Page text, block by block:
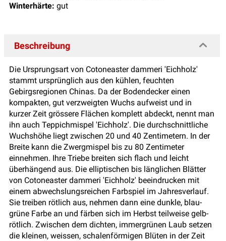
Winterhärte: gut
Beschreibung
Die Ursprungsart von Cotoneaster dammeri 'Eichholz'
stammt ursprünglich aus den kühlen, feuchten
Gebirgsregionen Chinas. Da der Bodendecker einen
kompakten, gut verzweigten Wuchs aufweist und in
kurzer Zeit grössere Flächen komplett abdeckt, nennt man
ihn auch Teppichmispel 'Eichholz'. Die durchschnittliche
Wuchshöhe liegt zwischen 20 und 40 Zentimetern. In der
Breite kann die Zwergmispel bis zu 80 Zentimeter
einnehmen. Ihre Triebe breiten sich flach und leicht
überhängend aus. Die elliptischen bis länglichen Blätter
von Cotoneaster dammeri 'Eichholz' beeindrucken mit
einem abwechslungsreichen Farbspiel im Jahresverlauf.
Sie treiben rötlich aus, nehmen dann eine dunkle, blau-
grüne Farbe an und färben sich im Herbst teilweise gelb-
rötlich. Zwischen dem dichten, immergrünen Laub setzen
die kleinen, weissen, schalenförmigen Blüten in der Zeit